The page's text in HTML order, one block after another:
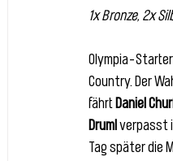
1x Bronze, 2x
Olympia-Starter
Country. Der
fährt Daniel
Druml verpasst
Tag später die